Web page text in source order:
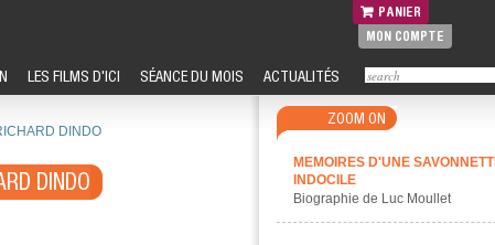
PANIER
MON COMPTE
LES FILMS D'ICI SÉANCE DU MOIS ACTUALITÉS
DINDO
DINDO
ZOOM ON
MEMOIRES D'UNE
INDOCILE
Biographie de Luc Moullet